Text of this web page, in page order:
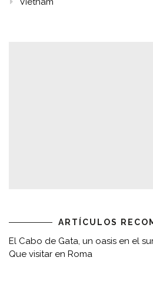
ARTÍCULOS
El Cabo de Gata, un oasis en el
Que visitar en Roma